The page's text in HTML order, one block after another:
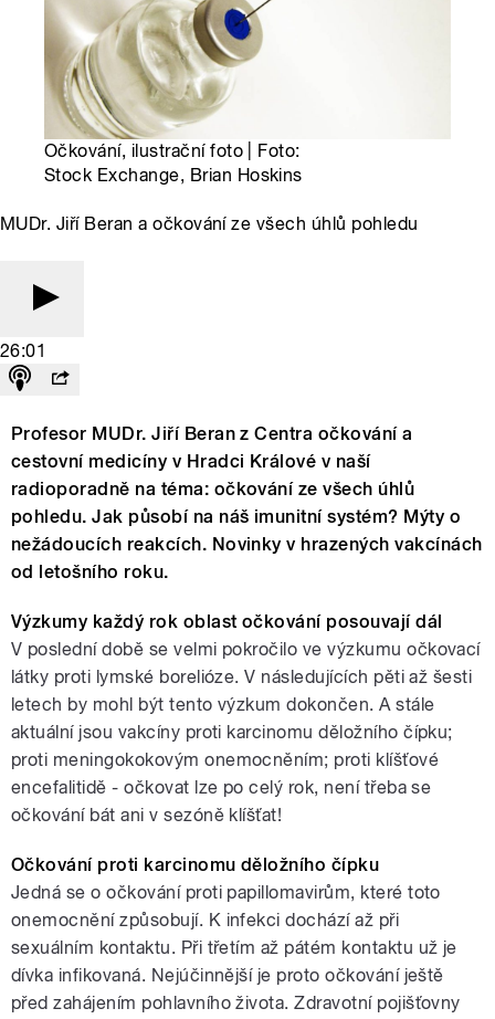
Očkování, ilustrační foto | Foto:
Stock Exchange, Brian Hoskins
MUDr. Jiří Beran a očkování ze všech úhlů pohledu
26:01
Profesor MUDr. Jiří Beran z Centra očkování a
cestovní medicíny v Hradci Králové v naší
radioporadně na téma: očkování ze všech úhlů
pohledu. Jak působí na náš imunitní systém? Mýty o
nežádoucích reakcích. Novinky v hrazených vakcínách
od letošního roku.
Výzkumy každý rok oblast očkování posouvají dál
V poslední době se velmi pokročilo ve výzkumu očkovací
látky proti lymské borelióze. V následujících pěti až šesti
letech by mohl být tento výzkum dokončen. A stále
aktuální jsou vakcíny proti karcinomu děložního čípku;
proti meningokokovým onemocněním; proti klíšťové
encefalitidě - očkovat lze po celý rok, není třeba se
očkování bát ani v sezóně klíšťat!
Očkování proti karcinomu děložního čípku
Jedná se o očkování proti papillomavirům, které toto
onemocnění způsobují. K infekci dochází až při
sexuálním kontaktu. Při třetím až pátém kontaktu už je
dívka infikovaná. Nejúčinnější je proto očkování ještě
před zahájením pohlavního života. Zdravotní pojišťovny